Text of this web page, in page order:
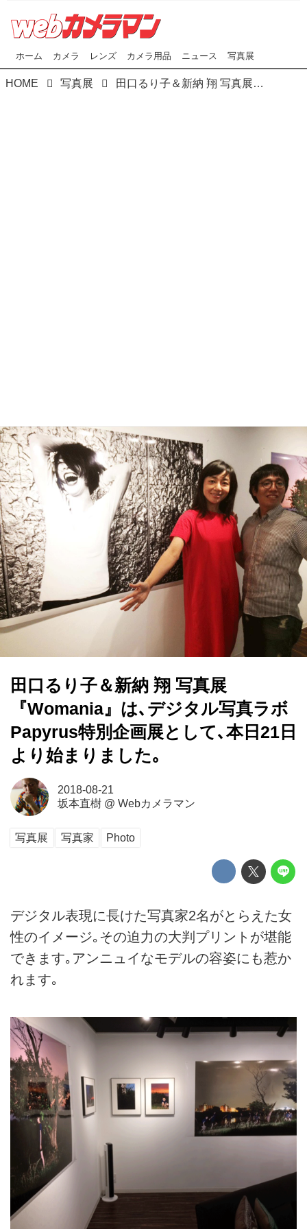
ホーム カメラ レンズ カメラ用品 ニュース 写真展
HOME 写真展 田口るり子＆新納 翔 写真展『Womania』は､デジタル写真ラボPapyrus特別企画展として､本日21日より始まりました｡
田口るり子＆新納 翔 写真展
『Womania』は､デジタル写真ラボ
Papyrus特別企画展として､本日21日
より始まりました｡
2018-08-21
坂本直樹@ Webカメラマン
写真展 写真家 Photo
デジタル表現に長けた写真家2名がとらえた女
性のイメージ｡その迫力の大判プリントが堪能
できます｡アンニュイなモデルの容姿にも惹か
れます｡